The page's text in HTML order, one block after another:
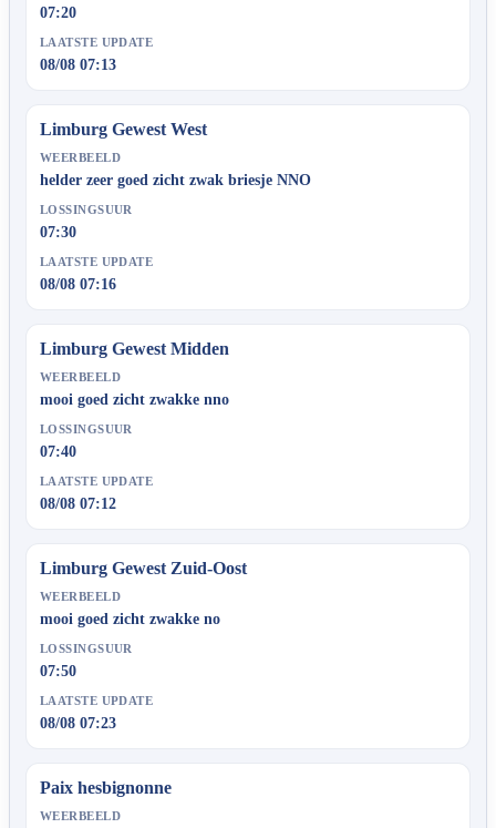
07:20
LAATSTE UPDATE
08/08 07:13
Limburg Gewest West
WEERBEELD
helder zeer goed zicht zwak briesje NNO
LOSSINGSUUR
07:30
LAATSTE UPDATE
08/08 07:16
Limburg Gewest Midden
WEERBEELD
mooi goed zicht zwakke nno
LOSSINGSUUR
07:40
LAATSTE UPDATE
08/08 07:12
Limburg Gewest Zuid-Oost
WEERBEELD
mooi goed zicht zwakke no
LOSSINGSUUR
07:50
LAATSTE UPDATE
08/08 07:23
Paix hesbignonne
WEERBEELD